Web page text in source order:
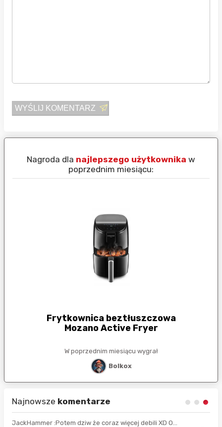
WYŚLIJ KOMENTARZ
Nagroda dla najlepszego użytkownika w
poprzednim miesiącu:
Frytkownica beztłuszczowa
Mozano Active Fryer
W poprzednim miesiącu wygrał
Bolkox
Najnowsze komentarze
JackHammer :Potem dziw że coraz więcej debili XD O...